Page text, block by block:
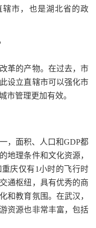
市，也是湖北省的政
革的产物。在过去，市
设立直辖市可以强化市
市管理更加有效。
，面积、人口和GDP都
地理条件和文化资源，
庆仅有1小时的飞行时
通枢纽，具有优秀的商
和教育氛围。在武汉，
资源也非常丰富，包括